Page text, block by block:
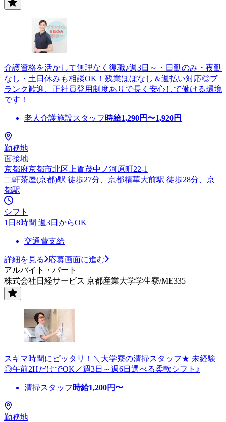
介護資格を活かして無理なく復職♪週3日～・日勤のみ・夜勤
なし・土日休みも相談OK！残業ほぼなし＆週払い対応◎ブ
ランク歓迎、正社員登用制度ありで長く安心して働ける環境
です！
老人介護施設スタッフ 時給1,290円〜1,920円
勤務地
面接地
京都府京都市北区上賀茂中ノ河原町22-1
二軒茶屋(京都)駅 徒歩27分、京都精華大前駅 徒歩28分、京
都駅
シフト
1日8時間 週3日からOK
交通費支給
詳細を見る
応募画面に進む
アルバイト・パート
株式会社日経サービス 京都産業大学学生寮/ME335
スキマ時間にピッタリ！＼大学寮の清掃スタッフ★ 未経験
◎午前2HだけでOK／週3日～週6日選べる柔軟シフト♪
清掃スタッフ 時給1,200円〜
勤務地